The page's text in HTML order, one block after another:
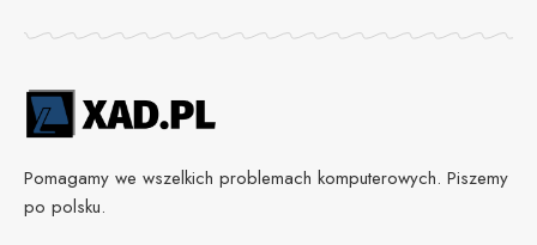
Pomagamy we wszelkich problemach komputerowych. Piszemy
po polsku.